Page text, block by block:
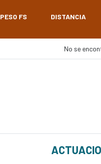
PESO FS DISTANCIA
No se